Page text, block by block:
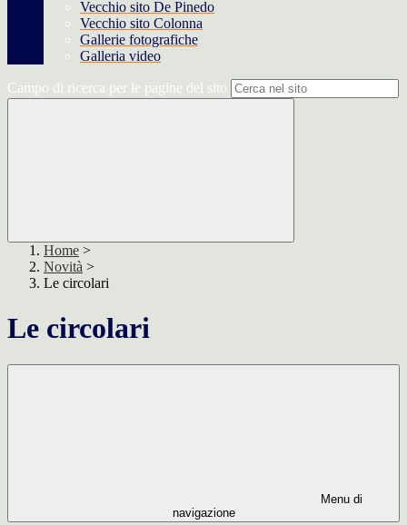
Vecchio sito De Pinedo
Vecchio sito Colonna
Gallerie fotografiche
Galleria video
Campo di ricerca per le pagine del sito
Home >
Novità >
Le circolari
Le circolari
Menu di
navigazione